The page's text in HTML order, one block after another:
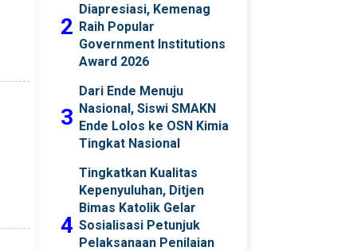
2
Diapresiasi, Kemenag
Raih Popular
Government Institutions
Award 2026
3
Dari Ende Menuju
Nasional, Siswi SMAKN
Ende Lolos ke OSN Kimia
Tingkat Nasional
4
Tingkatkan Kualitas
Kepenyuluhan, Ditjen
Bimas Katolik Gelar
Sosialisasi Petunjuk
Pelaksanaan Penilaian